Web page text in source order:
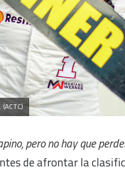
pero no hay que
de afrontar la